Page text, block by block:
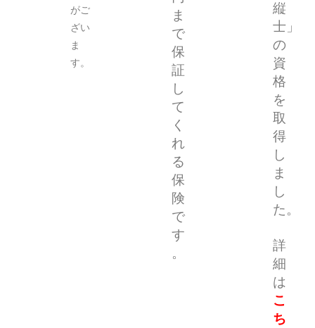
がご
ざい
ま
す。
ま
で
保
証
し
て
く
れ
る
保
険
で
す
。
縦
士」
の
資
格
を
取
得
し
ま
し
た。
詳
細
は
こ
ち